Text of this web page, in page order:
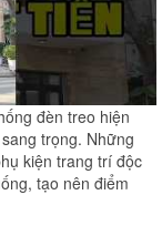
đèn treo hiện
trọng. Những
kiện trang trí độc
tạo nên điểm